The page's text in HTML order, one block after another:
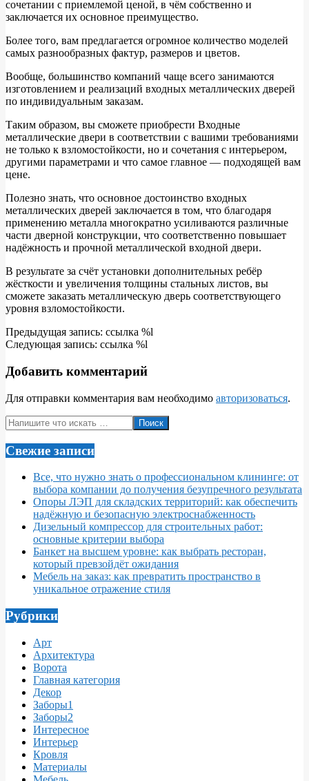
сочетании с приемлемой ценой, в чём собственно и
заключается их основное преимущество.
Более того, вам предлагается огромное количество моделей
самых разнообразных фактур, размеров и цветов.
Вообще, большинство компаний чаще всего занимаются
изготовлением и реализаций входных металлических дверей
по индивидуальным заказам.
Таким образом, вы сможете приобрести Входные
металлические двери в соответствии с вашими требованиями
не только к взломостойкости, но и сочетания с интерьером,
другими параметрами и что самое главное — подходящей вам
цене.
Полезно знать, что основное достоинство входных
металлических дверей заключается в том, что благодаря
применению металла многократно усиливаются различные
части дверной конструкции, что соответственно повышает
надёжность и прочной металлической входной двери.
В результате за счёт установки дополнительных ребёр
жёсткости и увеличения толщины стальных листов, вы
сможете заказать металлическую дверь соответствующего
уровня взломостойкости.
2016-
06-
Предыдущая запись: ссылка %l
Следующая запись: ссылка %l
Добавить комментарий
Для отправки комментария вам необходимо авторизоваться.
Поиск
Свежие записи
Все, что нужно знать о профессиональном клининге: от
выбора компании до получения безупречного результата
Опоры ЛЭП для складских территорий: как обеспечить
надёжную и безопасную электроснабженность
Дизельный компрессор для строительных работ:
основные критерии выбора
Банкет на высшем уровне: как выбрать ресторан,
который превзойдёт ожидания
Мебель на заказ: как превратить пространство в
уникальное отражение стиля
Рубрики
Арт
Архитектура
Ворота
Главная категория
Декор
Заборы1
Заборы2
Интересное
Интерьер
Кровля
Материалы